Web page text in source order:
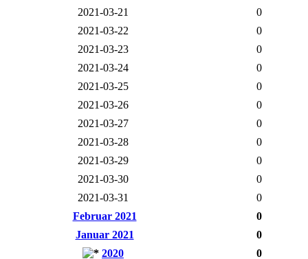
2021-03-21
0
2021-03-22
0
2021-03-23
0
2021-03-24
0
2021-03-25
0
2021-03-26
0
2021-03-27
0
2021-03-28
0
2021-03-29
0
2021-03-30
0
2021-03-31
0
Februar 2021
0
Januar 2021
0
2020
0